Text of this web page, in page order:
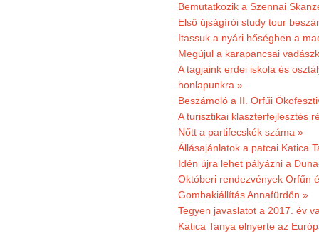
Bemutatkozik a Szennai
Első újságírói study tour
Itassuk a nyári hőségben a
Megújul a karapancsai
A tagjaink erdei iskola és
honlapunkra »
Beszámoló a II. Orfűi
A turisztikai klaszterfejlesztés
Nőtt a partifecskék száma »
Állásajánlatok a patcai Katica
Idén újra lehet pályázni a
Októberi rendezvények Orfűn
Gombakiállítás Annafürdőn »
Tegyen javaslatot a 2017. év
Katica Tanya elnyerte az